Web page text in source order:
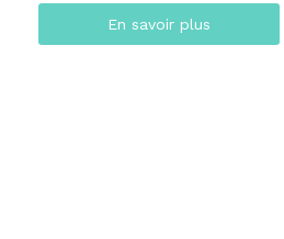
En savoir plus